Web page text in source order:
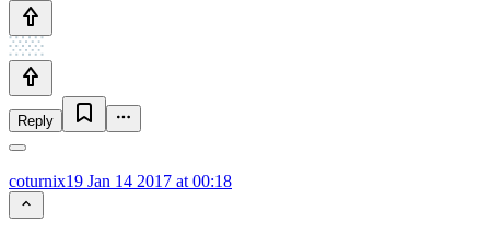
Reply
coturnix19 Jan 14 2017 at 00:18